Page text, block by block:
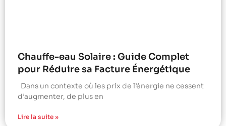
Chauffe-eau Solaire : Guide Complet
pour Réduire sa Facture Énergétique
Dans un contexte où les prix de l’énergie ne cessent
d’augmenter, de plus en
Lire la suite »